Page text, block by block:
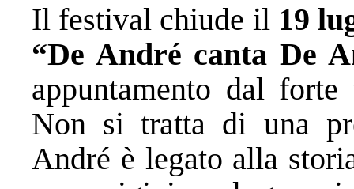
Il festival chiude il 19
“De André canta De
appuntamento dal
Non si tratta di una
André è legato alla